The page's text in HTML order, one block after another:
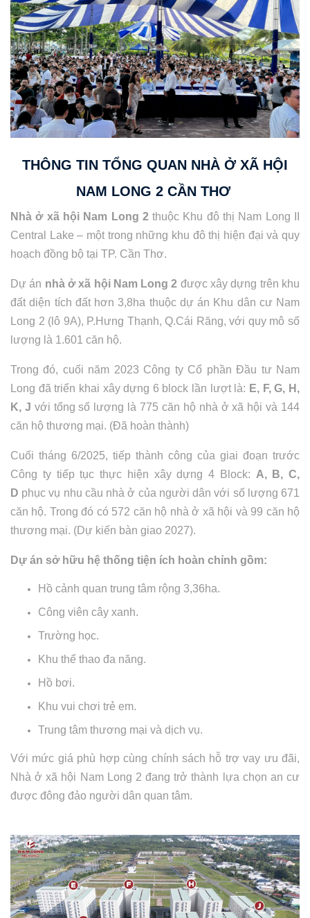
THÔNG TIN TỔNG QUAN NHÀ Ở XÃ HỘI
NAM LONG 2 CẦN THƠ
Nhà ở xã hội Nam Long 2 thuộc Khu đô thị Nam Long II
Central Lake – một trong những khu đô thị hiện đại và quy
hoạch đồng bộ tại TP. Cần Thơ.
Dự án nhà ở xã hội Nam Long 2 được xây dựng trên khu
đất diện tích đất hơn 3,8ha thuộc dự án Khu dân cư Nam
Long 2 (lô 9A), P.Hưng Thạnh, Q.Cái Răng, với quy mô số
lượng là 1.601 căn hộ.
Trong đó, cuối năm 2023 Công ty Cổ phần Đầu tư Nam
Long đã triển khai xây dựng 6 block lần lượt là: E, F, G, H,
K, J với tổng số lượng là 775 căn hộ nhà ở xã hội và 144
căn hộ thương mại. (Đã hoàn thành)
Cuối tháng 6/2025, tiếp thành công của giai đoạn trước
Công ty tiếp tục thực hiện xây dựng 4 Block: A, B, C,
D phục vụ nhu cầu nhà ở của người dân với số lượng 671
căn hộ. Trong đó có 572 căn hộ nhà ở xã hội và 99 căn hộ
thương mại. (Dự kiến bàn giao 2027).
Dự án sở hữu hệ thống tiện ích hoàn chỉnh gồm:
Hồ cảnh quan trung tâm rộng 3,36ha.
Công viên cây xanh.
Trường học.
Khu thể thao đa năng.
Hồ bơi.
Khu vui chơi trẻ em.
Trung tâm thương mại và dịch vụ.
Với mức giá phù hợp cùng chính sách hỗ trợ vay ưu đãi,
Nhà ở xã hội Nam Long 2 đang trở thành lựa chọn an cư
được đông đảo người dân quan tâm.